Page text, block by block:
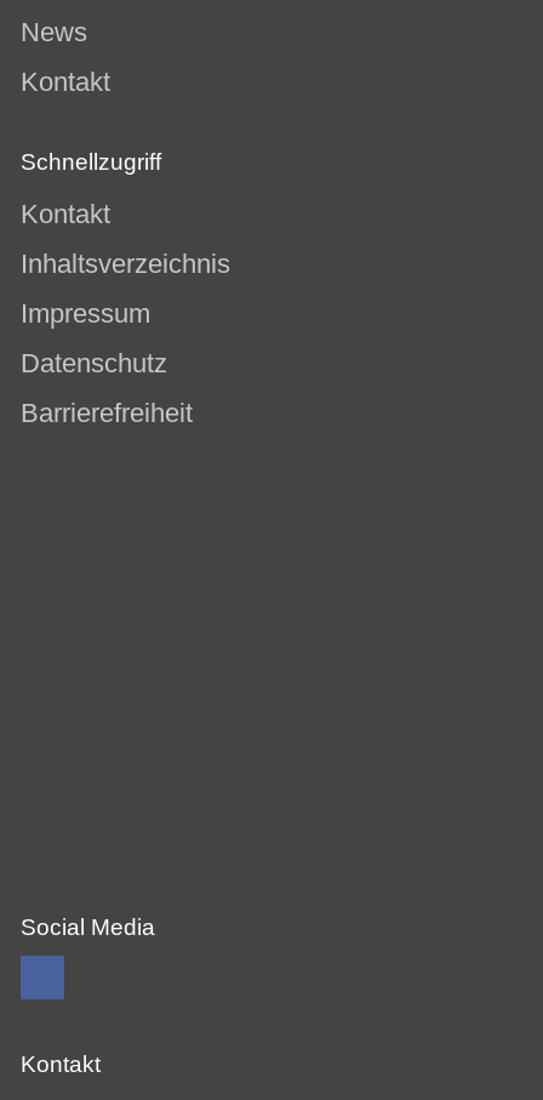
News
Kontakt
Schnellzugriff
Kontakt
Inhaltsverzeichnis
Impressum
Datenschutz
Barrierefreiheit
Social Media
Kontakt